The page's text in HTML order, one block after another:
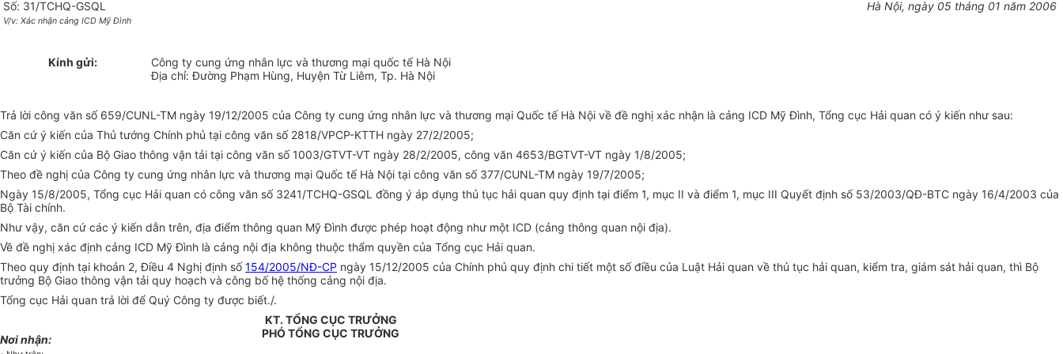
Số: 31/TCHQ-GSQL
V/v: Xác nhận cảng ICD Mỹ Đình
Hà Nội, ngày 05 tháng 01 năm 2006
Kính gửi:
Công ty cung ứng nhân lực và thương mại quốc tế Hà Nội
Địa chỉ: Đường Phạm Hùng, Huyện Từ Liêm, Tp. Hà Nội
Trả lời công văn số 659/CUNL-TM ngày 19/12/2005 của Công ty cung ứng nhân lực và thương mại Quốc tế Hà Nội về đề nghị xác nhận là cảng ICD Mỹ Đình, Tổng cục Hải quan có ý kiến như sau:
Căn cứ ý kiến của Thủ tướng Chính phủ tại công văn số 2818/VPCP-KTTH ngày 27/2/2005;
Căn cứ ý kiến của Bộ Giao thông vận tải tại công văn số 1003/GTVT-VT ngày 28/2/2005, công văn 4653/BGTVT-VT ngày 1/8/2005;
Theo đề nghị của Công ty cung ứng nhân lực và thương mại Quốc tế Hà Nội tại công văn số 377/CUNL-TM ngày 19/7/2005;
Ngày 15/8/2005, Tổng cục Hải quan có công văn số 3241/TCHQ-GSQL đồng ý áp dụng thủ tục hải quan quy định tại điểm 1, mục II và điểm 1, mục III Quyết định số 53/2003/QĐ-BTC ngày 16/4/2003 của
Bộ Tài chính.
Như vậy, căn cứ các ý kiến dẫn trên, địa điểm thông quan Mỹ Đình được phép hoạt động như một ICD (cảng thông quan nội địa).
Về đề nghị xác định cảng ICD Mỹ Đình là cảng nội địa không thuộc thẩm quyền của Tổng cục Hải quan.
Theo quy định tại khoản 2, Điều 4 Nghị định số154/2005/NĐ-CP ngày 15/12/2005 của Chính phủ quy định chi tiết một số điều của Luật Hải quan về thủ tục hải quan, kiểm tra, giám sát hải quan, thì Bộ
trưởng Bộ Giao thông vận tải quy hoạch và công bố hệ thống cảng nội địa.
Tổng cục Hải quan trả lời để Quý Công ty được biết./.
Nơi nhận:
KT. TỔNG CỤC TRƯỞNG
PHÓ TỔNG CỤC TRƯỞNG